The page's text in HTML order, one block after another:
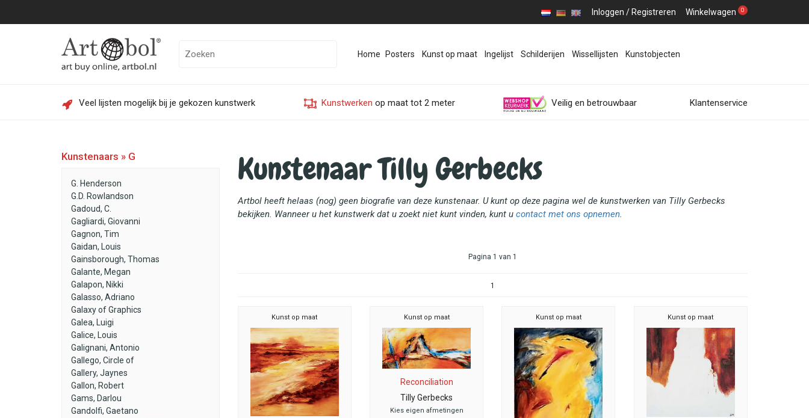
Inloggen / Registreren Winkelwagen 0
Home Posters Kunst op maat Ingelijst Schilderijen Wissellijsten Kunstobjecten
Veel lijsten mogelijk bij je gekozen kunstwerk Kunstwerken op maat tot 2 meter Veilig en betrouwbaar Klantenservice
Kunstenaars » G
G. Henderson
G.D. Rowlandson
Gadoud, C.
Gagliardi, Giovanni
Gagnon, Tim
Gaidan, Louis
Gainsborough, Thomas
Galante, Megan
Galapon, Nikki
Galasso, Adriano
Galaxy of Graphics
Galea, Luigi
Galice, Louis
Galignani, Antonio
Gallego, Circle of
Gallery, Jaynes
Gallon, Robert
Gams, Darlou
Gandolfi, Gaetano
Kunstenaar Tilly Gerbecks
Artbol heeft helaas (nog) geen biografie van deze kunstenaar. U kunt op deze pagina wel de kunstwerken van Tilly Gerbecks
bekijken. Wanneer u het kunstwerk dat u zoekt niet kunt vinden, kunt u contact met ons opnemen.
Pagina 1 van 1
1
Kunst op maat Kunst op maat
Reconciliation
Tilly Gerbecks
Kies eigen afmetingen
Kunst op maat Kunst op maat